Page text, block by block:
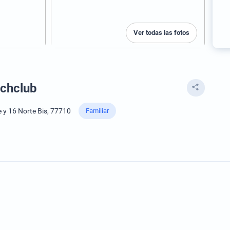
Ver todas las fotos
y 16 Norte Bis, 77710 Familiar